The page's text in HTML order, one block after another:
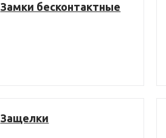
Замки бесконтактные
Защелки